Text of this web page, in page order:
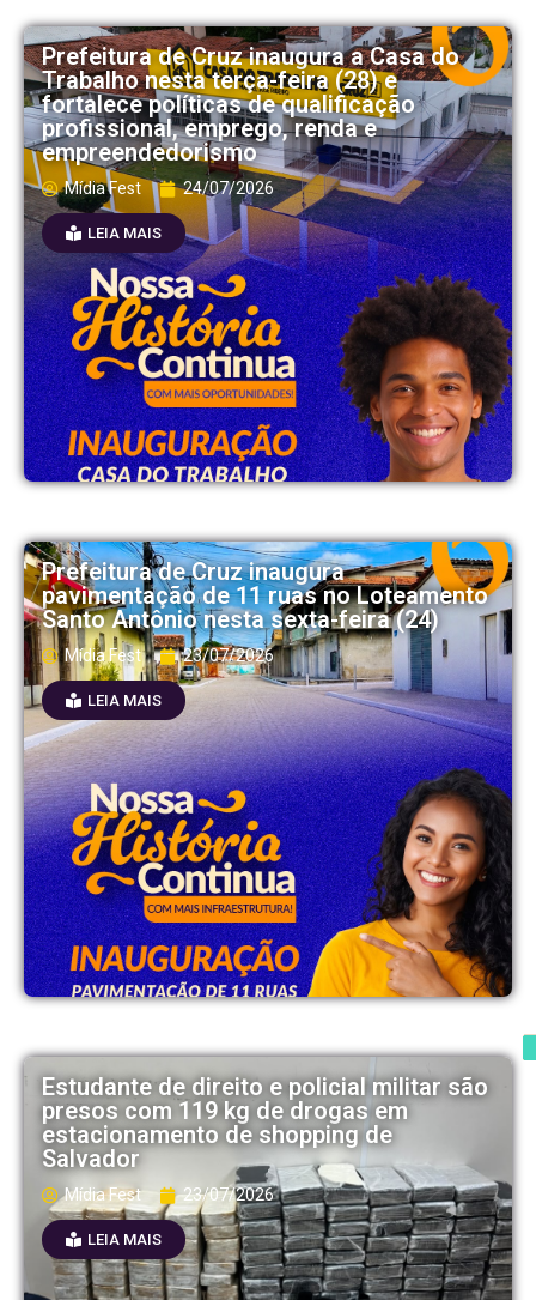
Prefeitura de Cruz inaugura a Casa do
Trabalho nesta terça-feira (28) e
fortalece políticas de qualificação
profissional, emprego, renda e
empreendedorismo
Mídia Fest 24/07/2026
LEIA MAIS
Prefeitura de Cruz inaugura
pavimentação de 11 ruas no Loteamento
Santo Antônio nesta sexta-feira (24)
Mídia Fest 23/07/2026
LEIA MAIS
Estudante de direito e policial militar são
presos com 119 kg de drogas em
estacionamento de shopping de
Salvador
Mídia Fest 23/07/2026
LEIA MAIS